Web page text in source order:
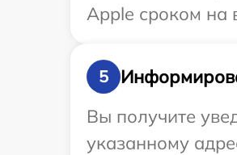
Apple сроком на
5
Вы получите
указанному